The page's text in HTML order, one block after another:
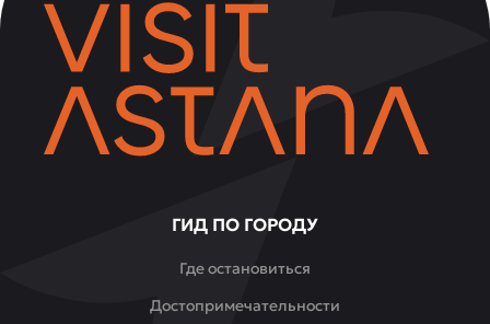
ГИД ПО ГОРОДУ
Где остановиться
Достопримечательности